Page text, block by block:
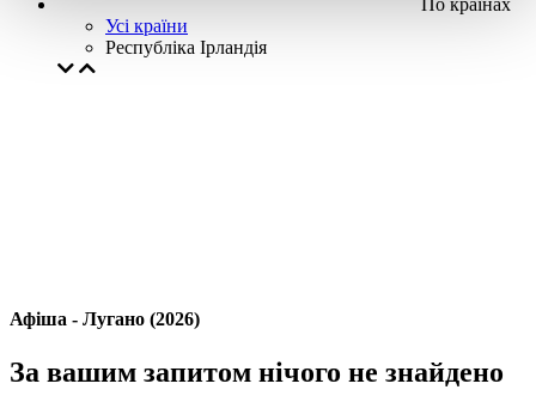
По країнах
Усі країни
Республіка Ірландія
Афіша - Лугано (2026)
За вашим запитом нічого не знайдено